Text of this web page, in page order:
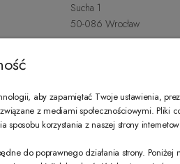
Sucha 1
50-086 Wrocław
aby zapamiętać Twoje ustawienia,
z mediami społecznościowymi. Pliki
korzystania z naszej strony
do poprawnego działania strony. Poniżej